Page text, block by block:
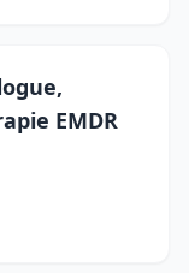
EMDR